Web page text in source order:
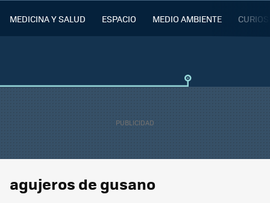
MEDICINA Y SALUD ESPACIO MEDIO AMBIENTE
agujeros de gusano